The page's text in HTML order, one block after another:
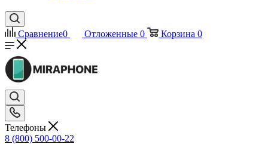
Сравнение0 Отложенные 0 Корзина 0
Телефоны
8 (800) 500-00-22